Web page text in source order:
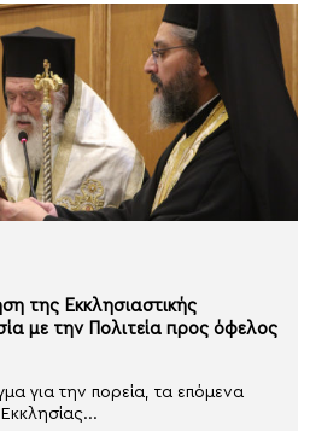
της Εκκλησιαστικής
με την Πολιτεία προς όφελος
για την πορεία, τα επόμενα